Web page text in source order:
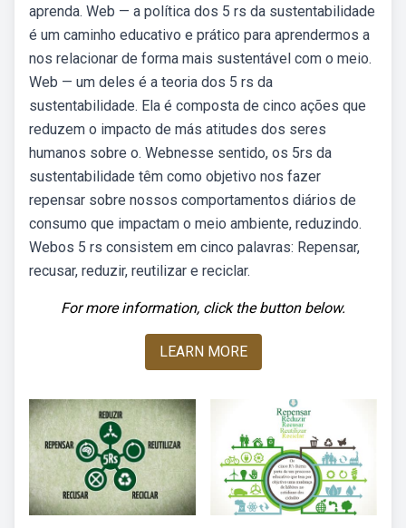
aprenda. Web — a política dos 5 rs da sustentabilidade
é um caminho educativo e prático para aprendermos a
nos relacionar de forma mais sustentável com o meio.
Web — um deles é a teoria dos 5 rs da
sustentabilidade. Ela é composta de cinco ações que
reduzem o impacto de más atitudes dos seres
humanos sobre o. Webnesse sentido, os 5rs da
sustentabilidade têm como objetivo nos fazer
repensar sobre nossos comportamentos diários de
consumo que impactam o meio ambiente, reduzindo.
Webos 5 rs consistem em cinco palavras: Repensar,
recusar, reduzir, reutilizar e reciclar.
For more information, click the button below.
LEARN MORE